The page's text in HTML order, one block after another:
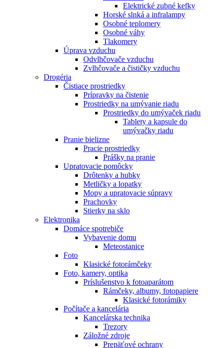
Elektrické zubné kefky
Horské slnká a infralampy
Osobné teplomery
Osobné váhy
Tlakomery
Úprava vzduchu
Odvlhčovače vzduchu
Zvlhčovače a čističky vzduchu
Drogéria
Čistiace prostriedky
Prípravky na čistenie
Prostriedky na umývanie riadu
Prostriedky do umývaček riadu
Tablety a kapsule do
umývačky riadu
Pranie bielizne
Pracie prostriedky
Prášky na pranie
Upratovacie pomôcky
Drôtenky a hubky
Metličky a lopatky
Mopy a upratovacie súpravy
Prachovky
Stierky na sklo
Elektronika
Domáce spotrebiče
Vybavenie domu
Meteostanice
Foto
Klasické fotorámčeky
Foto, kamery, optika
Príslušenstvo k fotoaparátom
Rámčeky, albumy, fotopapiere
Klasické fotorámiky
Počítače a kancelária
Kancelárska technika
Trezory
Záložné zdroje
Prepäťové ochrany